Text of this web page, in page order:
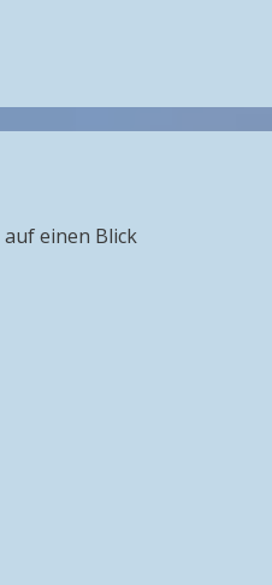
auf einen Blick